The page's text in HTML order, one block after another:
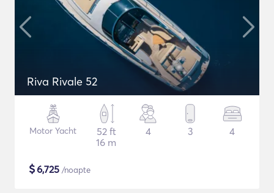
Riva Rivale 52
Motor Yacht
52 ft
16 m
4 3 4
$6,725 /noapte